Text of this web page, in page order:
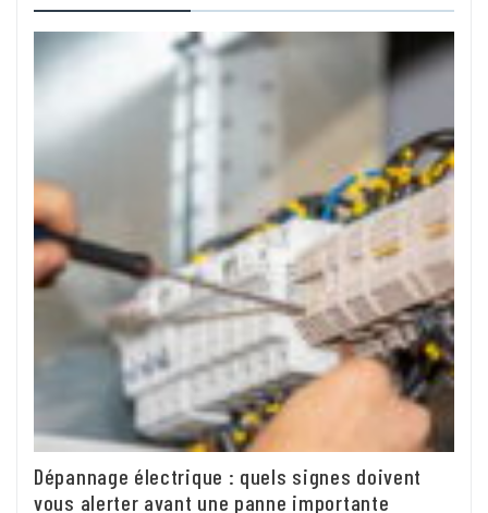
Dépannage électrique : quels signes doivent
vous alerter avant une panne importante